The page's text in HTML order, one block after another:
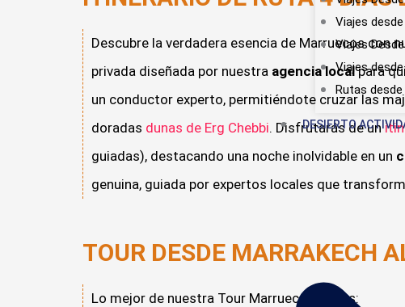
Viajes
Viajes
Viajes
Rutas
DESIERTO
Descubre la verdadera esencia de Marruecos con
privada diseñada por nuestra agencia localpara
un conductor experto, permitiéndote cruzar las
doradas dunas de Erg Chebbi. Disfrutarás de un
guiadas), destacando una noche inolvidable en un
genuina, guiada por expertos locales que
TOUR DESDE MARRAKECH
Lo mejor de nuestra Tour Marruecos 4 Dias​: